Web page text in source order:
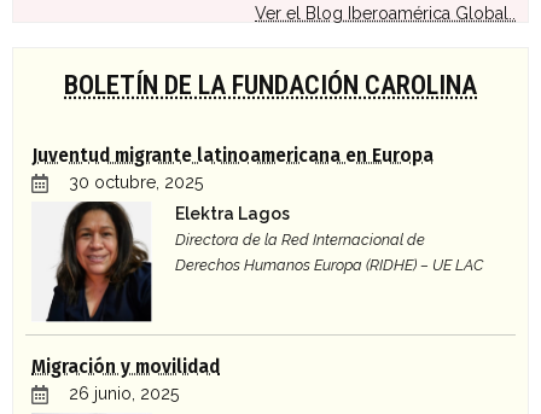
Ver el Blog Iberoamérica Global..
BOLETÍN DE LA FUNDACIÓN CAROLINA
Juventud migrante latinoamericana en Europa
30 octubre, 2025
Elektra Lagos
Directora de la Red Internacional de
Derechos Humanos Europa (RIDHE) – UE LAC
Migración y movilidad
26 junio, 2025